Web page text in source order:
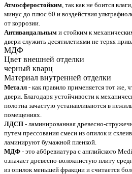
Атмосферостойким , так как не боится
минус до плюс 60 и воздействия
от коррозии.
Антивандальным и стойким к
двери служить десятилетиями не теряя
МДФ
Цвет внешней отделки
черный кварц
Материал внутренней отделки
Металл - как правило применяется тот же,
двери. Благодаря устойчивости к
полотна зачастую устанавливаются в
помещениях.
ЛДСП - ламинированная древесно-
путем прессования смеси из опилок и
ламинируют бумажной пленкой.
МДФ - это аббревиатура с английского
означает древесно-волокнистую плиту
из опилок меньшей фракции и считается